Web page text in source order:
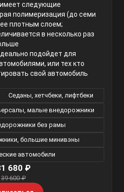
имеет следующие
полимеризация (до семи
плотным слоем;
в несколько раз
подойдет для
или тех кто
свой автомобиль
Седаны, хетчбеки, лифтбеки
малые внедорожники
без рамы
большие минивэны
автомобили
680 ₽
39 600 ₽